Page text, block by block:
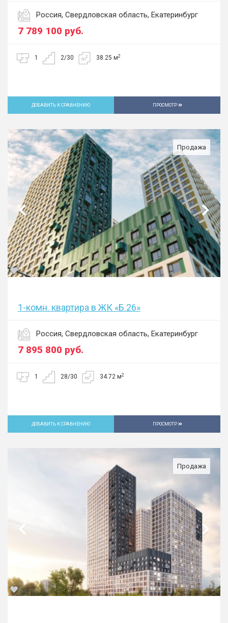
Россия, Свердловская область, Екатеринбург
7 789 100 руб.
1 2/30 38.25 м2
ДОБАВИТЬ К СРАВНЕНИЮ ПРОСМОТР
Продажа
1-комн. квартира в ЖК «Б.26»
Россия, Свердловская область, Екатеринбург
7 895 800 руб.
1 28/30 34.72 м2
ДОБАВИТЬ К СРАВНЕНИЮ ПРОСМОТР
Продажа